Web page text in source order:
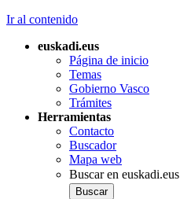
Ir al contenido
euskadi.eus
Página de inicio
Temas
Gobierno Vasco
Trámites
Herramientas
Contacto
Buscador
Mapa web
Buscar en euskadi.eus